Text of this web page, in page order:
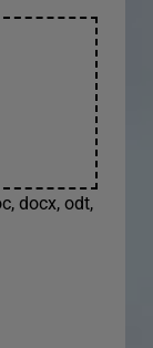
docx, odt,